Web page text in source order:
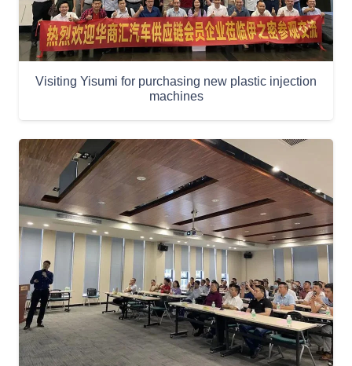
Visiting Yisumi for purchasing new plastic injection
machines